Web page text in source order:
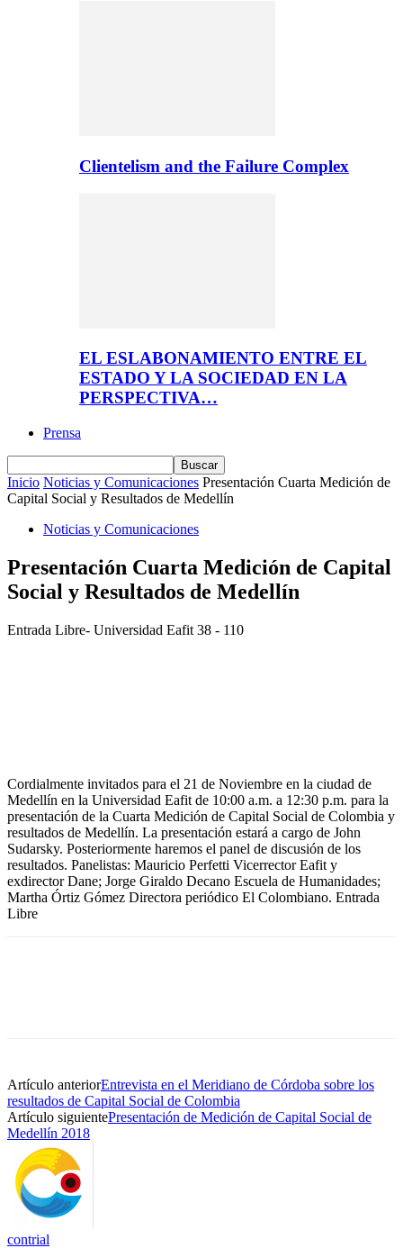
Clientelism and the Failure Complex
EL ESLABONAMIENTO ENTRE EL
ESTADO Y LA SOCIEDAD EN LA
PERSPECTIVA…
Prensa
Inicio Noticias y Comunicaciones Presentación Cuarta Medición de
Capital Social y Resultados de Medellín
Noticias y Comunicaciones
Presentación Cuarta Medición de Capital
Social y Resultados de Medellín
Entrada Libre- Universidad Eafit 38 - 110
Cordialmente invitados para el 21 de Noviembre en la ciudad de
Medellín en la Universidad Eafit de 10:00 a.m. a 12:30 p.m. para la
presentación de la Cuarta Medición de Capital Social de Colombia y
resultados de Medellín. La presentación estará a cargo de John
Sudarsky. Posteriormente haremos el panel de discusión de los
resultados. Panelistas: Mauricio Perfetti Vicerrector Eafit y
exdirector Dane; Jorge Giraldo Decano Escuela de Humanidades;
Martha Órtiz Gómez Directora periódico El Colombiano. Entrada
Libre
Artículo anteriorEntrevista en el Meridiano de Córdoba sobre los
resultados de Capital Social de Colombia
Artículo siguientePresentación de Medición de Capital Social de
Medellín 2018
contrial